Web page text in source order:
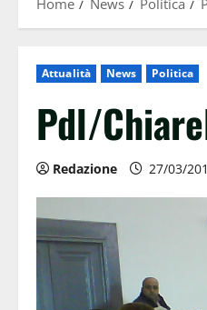
Attualità News Politica
Pdl/
Redazione 27/03/